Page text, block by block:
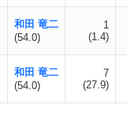
和田 竜二
(54.0)
1
(1.4)
和田 竜二
(54.0)
7
(27.9)